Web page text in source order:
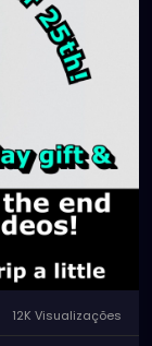
12K Visualizações